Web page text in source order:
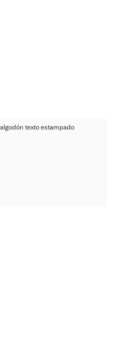
ALGODÓN TEXTO ESTAMPADO
ALGODÓN TEXTO ESTAMPADO
ALGODÓN TEXTO ESTAMPADO
ALGODÓN TEXTO ESTAMPADO
ALGODÓN TEXTO ESTAMPADO
ALGODÓN TEXTO ESTAMPADO
texto estampado
ALGODÓN TEXTO ESTAMPADO
[Q 219.00 ]